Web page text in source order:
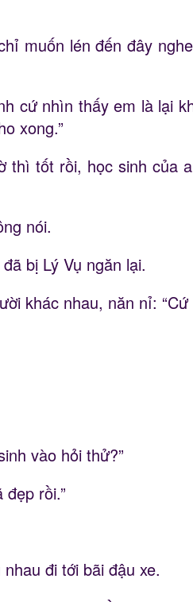
muốn lén đến đây
cứ nhìn thấy em là lại
xong.”
thì tốt rồi, học sinh của
nói.
bị Lý Vụ ngăn lại.
khác nhau, năn nỉ:
vào hỏi thử?”
rồi.”
đi tới bãi đậu xe.